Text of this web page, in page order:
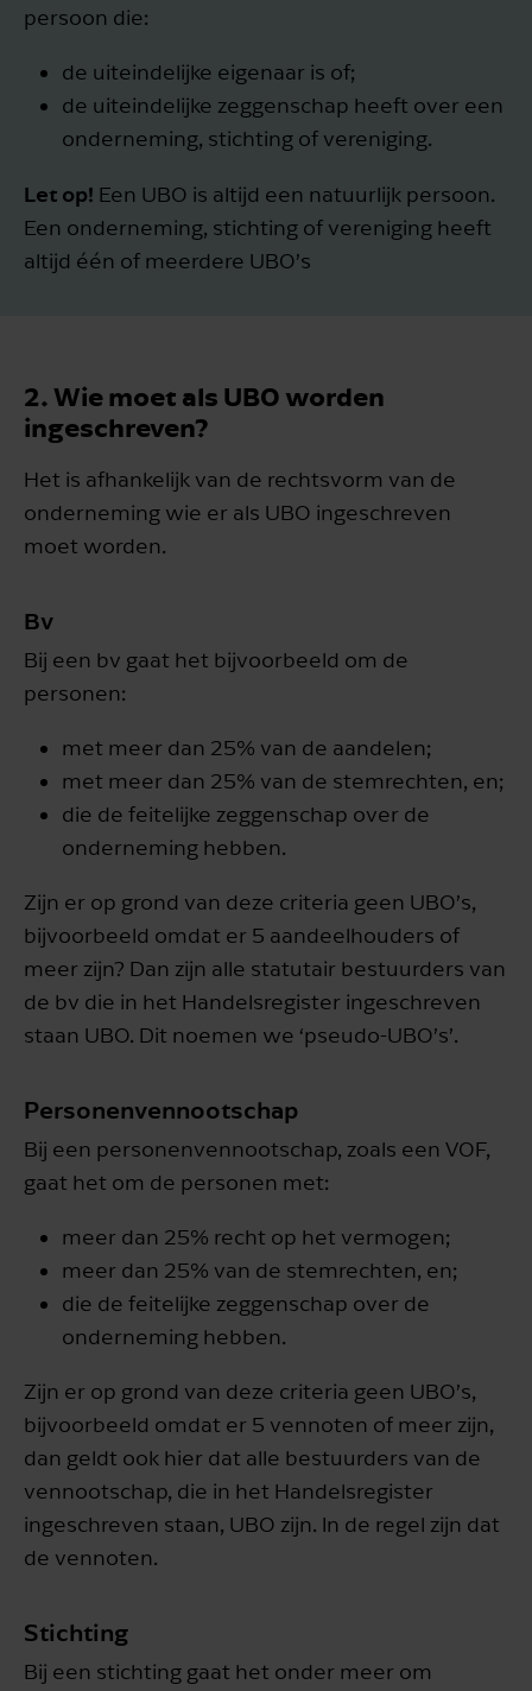
persoon die:
de uiteindelijke eigenaar is of;
de uiteindelijke zeggenschap heeft over een
onderneming, stichting of vereniging.
Let op! Een UBO is altijd een natuurlijk persoon.
Een onderneming, stichting of vereniging heeft
altijd één of meerdere UBO’s
2. Wie moet als UBO worden
ingeschreven?
Het is afhankelijk van de rechtsvorm van de
onderneming wie er als UBO ingeschreven
moet worden.
Bv
Bij een bv gaat het bijvoorbeeld om de
personen:
met meer dan 25% van de aandelen;
met meer dan 25% van de stemrechten, en;
die de feitelijke zeggenschap over de
onderneming hebben.
Zijn er op grond van deze criteria geen UBO’s,
bijvoorbeeld omdat er 5 aandeelhouders of
meer zijn? Dan zijn alle statutair bestuurders van
de bv die in het Handelsregister ingeschreven
staan UBO. Dit noemen we ‘pseudo-UBO’s’.
Personenvennootschap
Bij een personenvennootschap, zoals een VOF,
gaat het om de personen met:
meer dan 25% recht op het vermogen;
meer dan 25% van de stemrechten, en;
die de feitelijke zeggenschap over de
onderneming hebben.
Zijn er op grond van deze criteria geen UBO’s,
bijvoorbeeld omdat er 5 vennoten of meer zijn,
dan geldt ook hier dat alle bestuurders van de
vennootschap, die in het Handelsregister
ingeschreven staan, UBO zijn. In de regel zijn dat
de vennoten.
Stichting
Bij een stichting gaat het onder meer om